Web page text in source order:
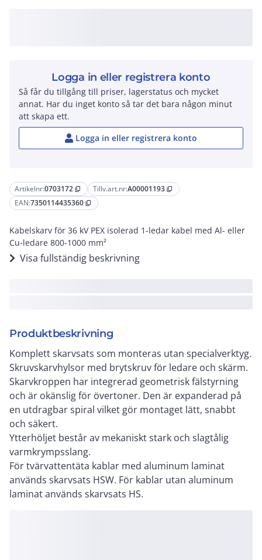
Artikelnr:0703172 content_copy Tillv.art.nr:A00001193 content_copy
EAN:7350114435360 content_copy
Kabelskarv för 36 kV PEX isolerad 1-ledar kabel med Al- eller
Cu-ledare 800-1000 mm²
Visa fullständig beskrivning
Produktbeskrivning
Komplett skarvsats som monteras utan specialverktyg.
Skruvskarvhylsor med brytskruv för ledare och skärm.
Skarvkroppen har integrerad geometrisk fälstyrning
och är okänslig för övertoner. Den är expanderad på
en utdragbar spiral vilket gör montaget lätt, snabbt
och säkert.
Ytterhöljet består av mekaniskt stark och slagtålig
varmkrympsslang.
För tvärvattentäta kablar med aluminum laminat
används skarvsats HSW. För kablar utan aluminum
laminat används skarvsats HS.
Logga in eller registrera konto
Så får du tillgång till priser, lagerstatus och mycket
annat. Har du inget konto så tar det bara någon minut
att skapa ett.
Logga in eller registrera konto